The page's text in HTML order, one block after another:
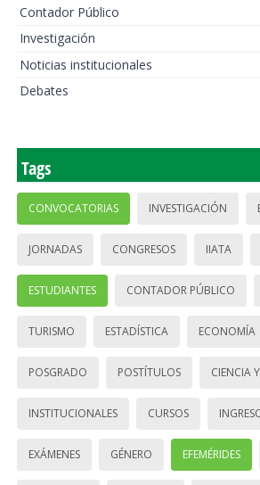
Contador Público
Investigación
Noticias institucionales
Debates
Tags
CONVOCATORIAS INVESTIGACIÓN
JORNADAS CONGRESOS IIATA
ESTUDIANTES CONTADOR PÚBLICO
TURISMO ESTADÍSTICA ECONOMÍA
POSGRADO POSTÍTULOS CIENCIA
INSTITUCIONALES CURSOS
EXÁMENES GÉNERO EFEMÉRIDES